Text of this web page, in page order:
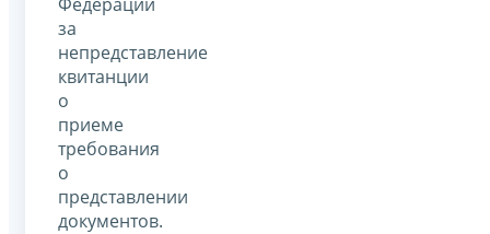
за
непредставление
квитанции
о
приеме
требования
о
представлении
документов.